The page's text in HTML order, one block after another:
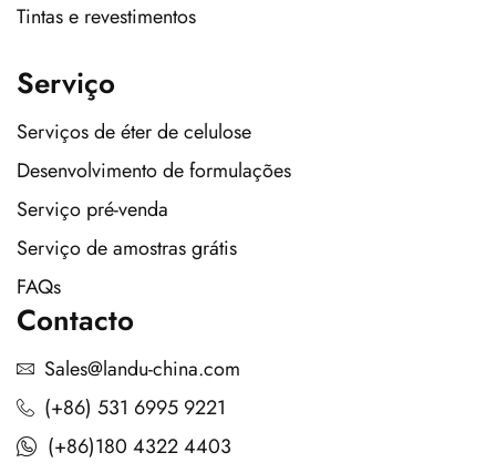
Tintas e revestimentos
Serviço
Serviços de éter de celulose
Desenvolvimento de formulações
Serviço pré-venda
Serviço de amostras grátis
FAQs
Contacto
Sales@landu-china.com
(+86) 531 6995 9221
(+86)180 4322 4403